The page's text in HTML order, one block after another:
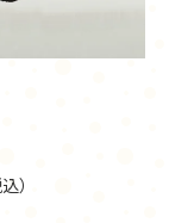
）